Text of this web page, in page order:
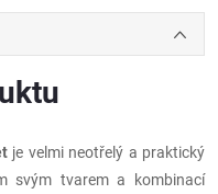
je velmi neotřelý a praktický
svým tvarem a kombinací